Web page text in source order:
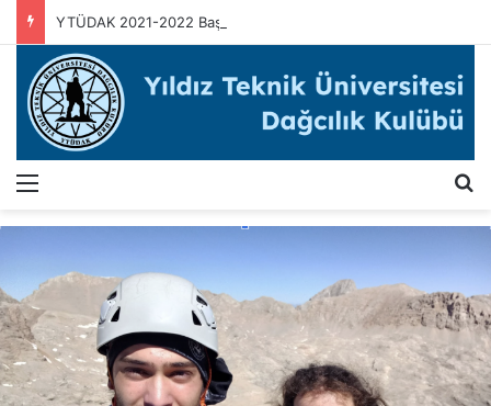
YTÜDAK 2021-2022 Başlangıç Grubu Eğitim Programı
Menü